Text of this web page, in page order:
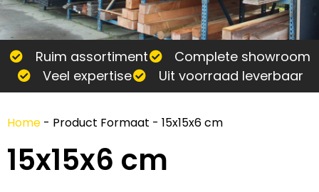
Ruim assortiment
Complete showroom
Veel expertise
Uit voorraad leverbaar
Home - Product Formaat - 15x15x6 cm
15x15x6 cm